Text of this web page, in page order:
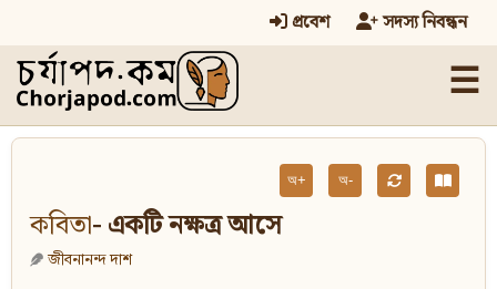
প্রবেশ সদস্য নিবন্ধন
☰
অ+ অ-
কবিতা- একটি নক্ষত্র আসে
জীবনানন্দ দাশ